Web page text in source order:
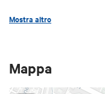
grande talento di
Mostra altro
Mappa